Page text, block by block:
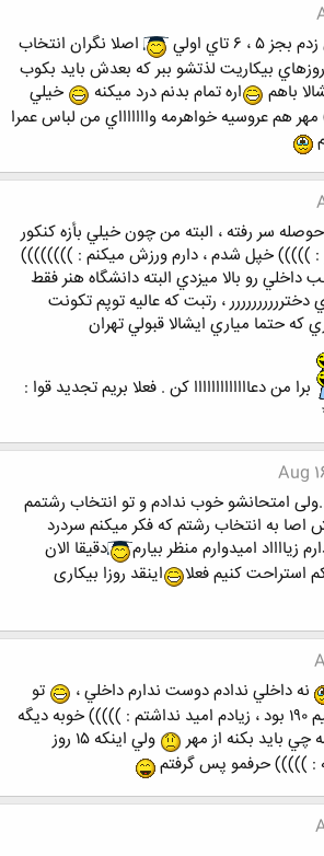
٦ تاي اولي
اصلا نگران انتخاب
بيكاريت لذتشو ببر كه بعدش بايد بكوب
باهم
اره تمام بدنم درد ميكنه
خيلي
هم عروسيه خواهرمه واااااااي من لباس عمرا
سر رفته ، البته من چون خيلي بأزه كنكور
: ))))) خپل شدم ، دارم ورزش ميكنم : ))))))))
رو بالا ميزدي البته دانشگاه هنر فقط
، رتبت كه عاليه توپم تكونت
برا من دعااااااااااااا كن . فعلا بريم تجديد قوا :
Aug
امتحانشو خوب ندادم و تو انتخاب رشتمم
به انتخاب رشتم که فکر میکنم سردرد
زیااااد امیدوارم منظر بیارم
دقیقا الان
استراحت کنیم فعلا
اینقد روزا بیکاری
نه داخلي ندادم دوست ندارم داخلي ،
تو
دادي؟ بعد من رتبه داخليم ١٩٠ بود ، زيادم اميد نداشتم : ))))) خوبه ديگه
چي بايد بكنه از مهر
ولي اينكه ١٥ روز
: ))))) حرفمو پس گرفتم